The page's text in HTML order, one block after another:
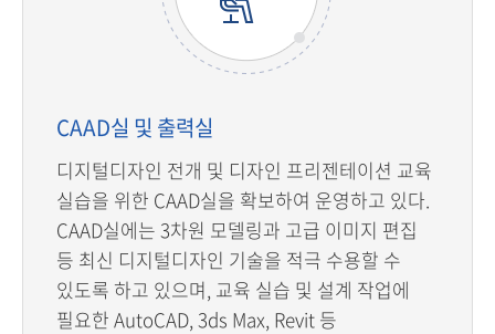
CAAD실 및 출력실
디지털디자인 전개 및 디자인 프리젠테이션 교육
실습을 위한 CAAD실을 확보하여 운영하고 있다.
CAAD실에는 3차원 모델링과 고급 이미지 편집
등 최신 디지털디자인 기술을 적극 수용할 수
있도록 하고 있으며, 교육 실습 및 설계 작업에
필요한 AutoCAD, 3ds Max, Revit 등